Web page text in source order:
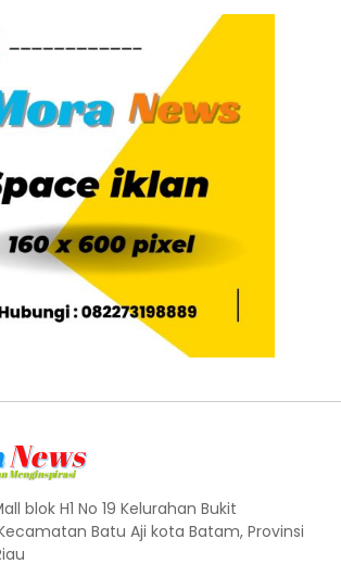
blok H1 No 19 Kelurahan Bukit
Batu Aji kota Batam, Provinsi